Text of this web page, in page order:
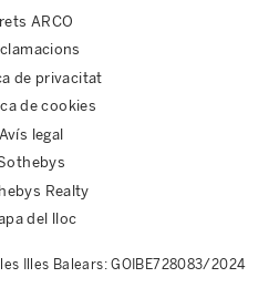
ARCO
de privacitat
de cookies
Avís legal
Realty
del lloc
Illes Balears: GOIBE728083/2024